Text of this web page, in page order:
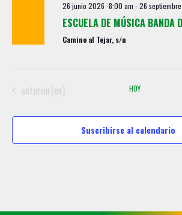
26 junio 2026 -8:00 am -26
ESCUELA DE MÚSICA BANDA
Camino al Tejar, s/n
Eventos
anterior(es) HOY
Suscribirse al calendario